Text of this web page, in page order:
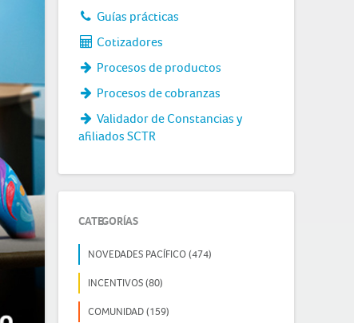
Guías prácticas
Cotizadores
Procesos de productos
Procesos de cobranzas
Validador de Constancias y
afiliados SCTR
CATEGORÍAS
NOVEDADES PACÍFICO (474)
INCENTIVOS (80)
COMUNIDAD (159)